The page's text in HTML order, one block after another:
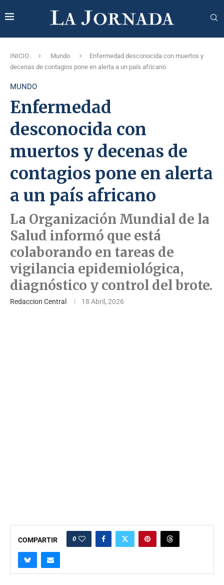
INICIO Mundo
Enfermedad desconocida con muertos y
decenas de contagios pone en alerta a un país africano
MUNDO
Enfermedad
desconocida con
muertos y decenas de
contagios pone en alerta
a un país africano
La Organización Mundial de la
Salud informó que está
colaborando en tareas de
vigilancia epidemiológica,
diagnóstico y control del brote.
Redaccion Central 18 Abril, 2026
COMPARTIR 0